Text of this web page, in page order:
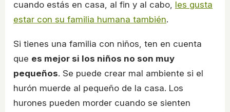
cuando estás en casa, al fin y al cabo, les gusta
estar con su familia humana también.
Si tienes una familia con niños, ten en cuenta
que es mejor si los niños no son muy
pequeños. Se puede crear mal ambiente si el
hurón muerde al pequeño de la casa. Los
hurones pueden morder cuando se sienten